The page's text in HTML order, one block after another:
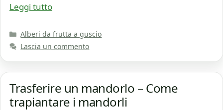
Leggi tutto
Categorie
Alberi da frutta a guscio
Lascia un commento
Trasferire un mandorlo – Come
trapiantare i mandorli